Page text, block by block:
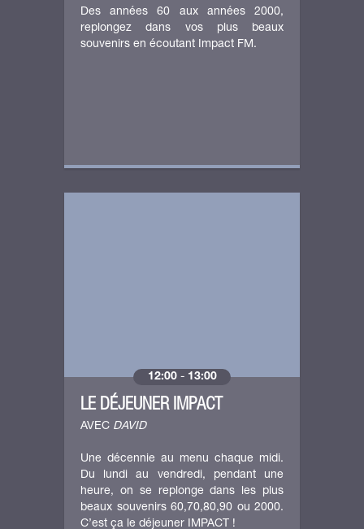
Des années 60 aux années 2000,
replongez dans vos plus beaux
souvenirs en écoutant Impact FM.
12:00- 13:00
LE DÉJEUNER IMPACT
AVEC DAVID
Une décennie au menu chaque midi.
Du lundi au vendredi, pendant une
heure, on se replonge dans les plus
beaux souvenirs 60,70,80,90 ou 2000.
C’est ça le déjeuner IMPACT !